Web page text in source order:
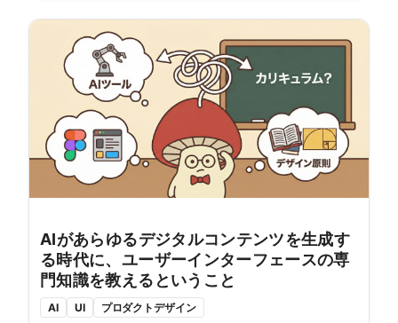
AIがあらゆるデジタルコンテンツを生成す
る時代に、ユーザーインターフェースの専
門知識を教えるということ
AI UI
プロダクトデザイン